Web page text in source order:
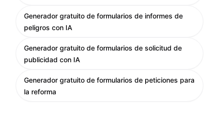
Generador gratuito de formularios de informes de
peligros con IA
Generador gratuito de formularios de solicitud de
publicidad con IA
Generador gratuito de formularios de peticiones para
la reforma